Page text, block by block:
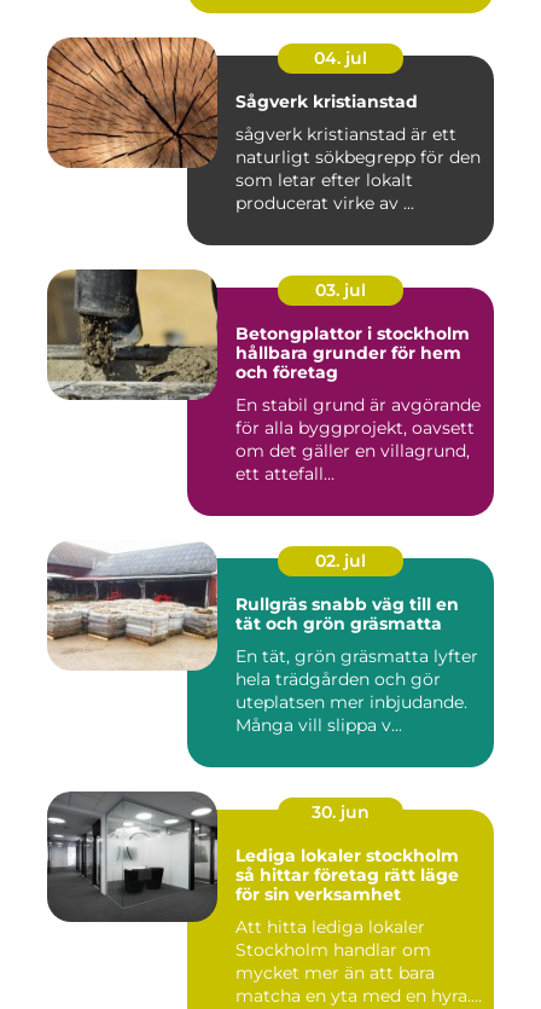
04. jul
Sågverk kristianstad
sågverk kristianstad är ett
naturligt sökbegrepp för den
som letar efter lokalt
producerat virke av ...
03. jul
Betongplattor i stockholm
hållbara grunder för hem
och företag
En stabil grund är avgörande
för alla byggprojekt, oavsett
om det gäller en villagrund,
ett attefall...
02. jul
Rullgräs snabb väg till en
tät och grön gräsmatta
En tät, grön gräsmatta lyfter
hela trädgården och gör
uteplatsen mer inbjudande.
Många vill slippa v...
30. jun
Lediga lokaler stockholm
så hittar företag rätt läge
för sin verksamhet
Att hitta lediga lokaler
Stockholm handlar om
mycket mer än att bara
matcha en yta med en hyra.